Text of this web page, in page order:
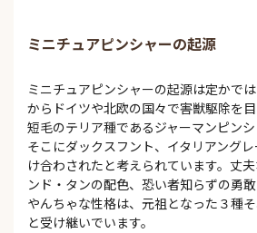
ミニチュアピンシャーの起源
ミニチュアピンシャーの起源は定かで
からドイツや北欧の国々で害獣駆除を
短毛のテリア種であるジャーマンピンシ
そこにダックスフント、イタリアング
け合わされたと考えられています。丈
ンド・タンの配色、恐い者知らずの勇
やんちゃな性格は、元祖となった３種
と受け継いでいます。